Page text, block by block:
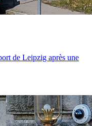
de Leipzig après une